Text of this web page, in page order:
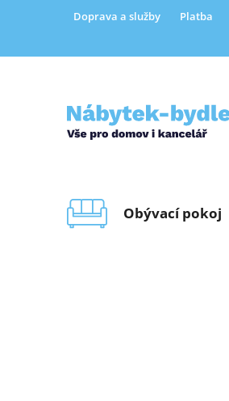
Doprava a služby Platba
Obývací pokoj